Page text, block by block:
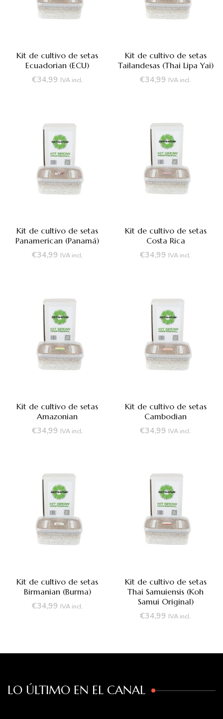
Kit de cultivo de setas
Ecuadorian (ECU)
€34,99 IVA incl.
Kit de cultivo de setas
Tailandesas (Thai Lipa Yai)
€34,99 IVA incl.
Kit de cultivo de setas
Panamerican (Panamá)
€34,99 IVA incl.
Kit de cultivo de setas
Costa Rica
€34,99 IVA incl.
Kit de cultivo de setas
Amazonian
€34,99 IVA incl.
Kit de cultivo de setas
Cambodian
€34,99 IVA incl.
Kit de cultivo de setas
Birmanian (Burma)
€34,99 IVA incl.
Kit de cultivo de setas
Thai Samuiensis (Koh
Samui Original)
€34,99 IVA incl.
LO ÚLTIMO EN EL CANAL